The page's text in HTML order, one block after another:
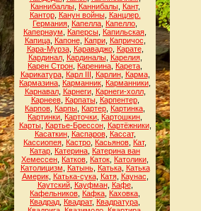
Каннибаллы, Каннибалы, Кант,
Кантор, Канун войны, Канцлер.
Германия Капелла Капелло
Капернаум
Каперсы Капильская
Капица, Капоне, Капри, Капричос
Кара-Мурза, Караваджо, Карате,
Кардинал, Кардиналы, Карелия,
Карен Строн Каренина Карета
Карикатура, Карл III Карлин, Карма,
Кармазина Карманник Карманники
Карнавал, Карнеги, Карнеги-холл,
Карнеев, Карпаты, Карпентер,
Карпов Карпы Картер Картинка
Картинки Карточки Картошкин
Карты, Картье-Брессон, Картёжники,
Касаткин, Каспаров, Кассат,
Кассиопея Кастро Касьянов Кат,
Катар Катерина Катерина ван
Хемессен Катков Каток Католики
Католицизм
Катынь, Катька, Катька
Америк, Катька-сука, Катя, Каунас
Каутский, Кауфман, Кафе,
Кафельников Кафка Каховка
Квадрад Квадрат, Квадратура